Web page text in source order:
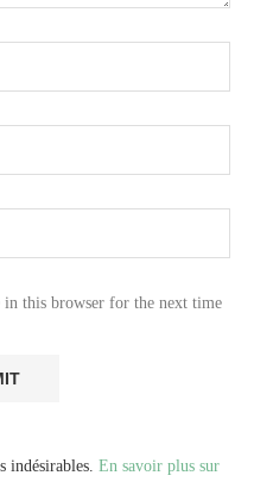
in this browser for the next time
indésirables. En savoir plus sur